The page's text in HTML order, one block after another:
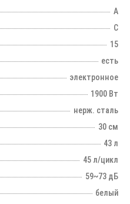
А
С
15
есть
электронное
1900 Вт
нерж. сталь
30 см
43 л
45 л/цикл
59~73 дБ
белый